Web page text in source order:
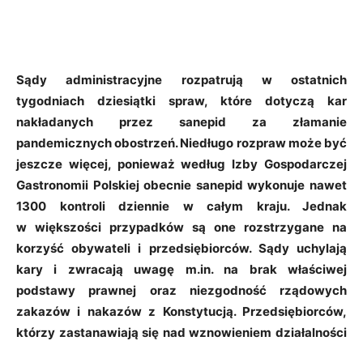
Sądy administracyjne rozpatrują w ostatnich
tygodniach dziesiątki spraw, które dotyczą kar
nakładanych przez sanepid za złamanie
pandemicznych obostrzeń. Niedługo rozpraw może być
jeszcze więcej, ponieważ według Izby Gospodarczej
Gastronomii Polskiej obecnie sanepid wykonuje nawet
1300 kontroli dziennie w całym kraju. Jednak
w większości przypadków są one rozstrzygane na
korzyść obywateli i przedsiębiorców. Sądy uchylają
kary i zwracają uwagę m.in. na brak właściwej
podstawy prawnej oraz niezgodność rządowych
zakazów i nakazów z Konstytucją. Przedsiębiorców,
którzy zastanawiają się nad wznowieniem działalności